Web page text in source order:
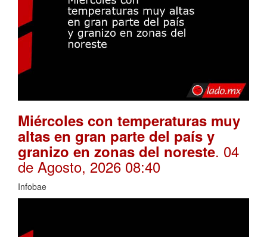
Miércoles con temperaturas muy
altas en gran parte del país y
granizo en zonas del noreste. 04
de Agosto, 2026 08:40
Infobae